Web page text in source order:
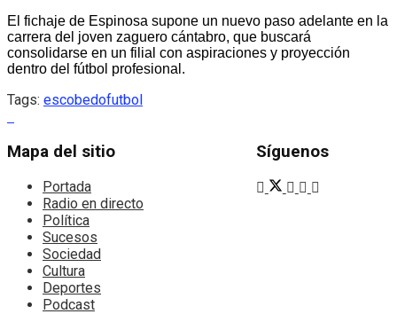
El fichaje de Espinosa supone un nuevo paso adelante en la
carrera del joven zaguero cántabro, que buscará
consolidarse en un filial con aspiraciones y proyección
dentro del fútbol profesional.
Tags: escobedofutbol
Mapa del sitio
Portada
Radio en directo
Política
Sucesos
Sociedad
Cultura
Deportes
Podcast
Síguenos